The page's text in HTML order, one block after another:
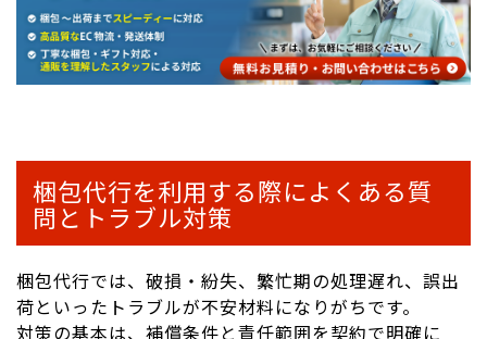
梱包代行を利用する際によくある質
問とトラブル対策
梱包代行では、破損・紛失、繁忙期の処理遅れ、誤出
荷といったトラブルが不安材料になりがちです。
対策の基本は、補償条件と責任範囲を契約で明確に